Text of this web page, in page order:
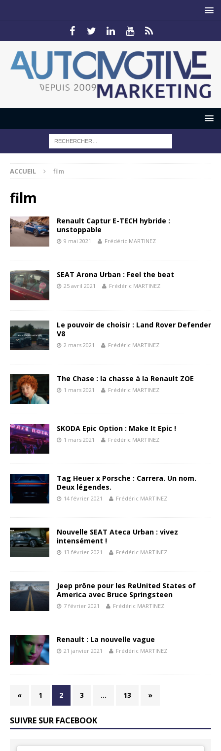
ACCUEIL film
film
Renault Captur E-TECH hybride :
unstoppable
9 mai 2021 Frédéric MARTINEZ
SEAT Arona Urban : Feel the beat
25 avril 2021 Frédéric MARTINEZ
Le pouvoir de choisir : Land Rover Defender
V8
2 mars 2021 Frédéric MARTINEZ
The Chase : la chasse à la Renault ZOE
1 mars 2021 Frédéric MARTINEZ
SKODA Epic Option : Make It Epic !
1 mars 2021 Frédéric MARTINEZ
Tag Heuer x Porsche : Carrera. Un nom.
Deux légendes.
14 février 2021 Frédéric MARTINEZ
Nouvelle SEAT Ateca Urban : vivez
intensément !
13 février 2021 Frédéric MARTINEZ
Jeep prône pour les ReUnited States of
America avec Bruce Springsteen
7 février 2021 Frédéric MARTINEZ
Renault : La nouvelle vague
21 janvier 2021 Frédéric MARTINEZ
« 1 2 3 … 13 »
SUIVRE SUR FACEBOOK